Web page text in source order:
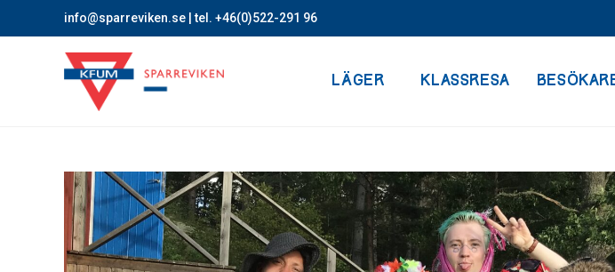
info@sparreviken.se | tel. +46(0)522-291 96
LÄGER KLASSRESA